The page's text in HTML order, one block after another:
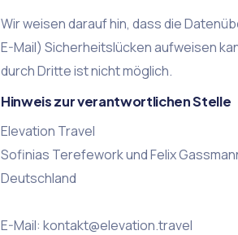
Wir weisen darauf hin, dass die
E-Mail) Sicherheitslücken aufweisen
durch Dritte ist nicht möglich.
Hinweis zur verantwortlichen Stelle
Elevation Travel
Sofinias Terefework und Felix
Deutschland
E-Mail: kontakt@elevation.travel